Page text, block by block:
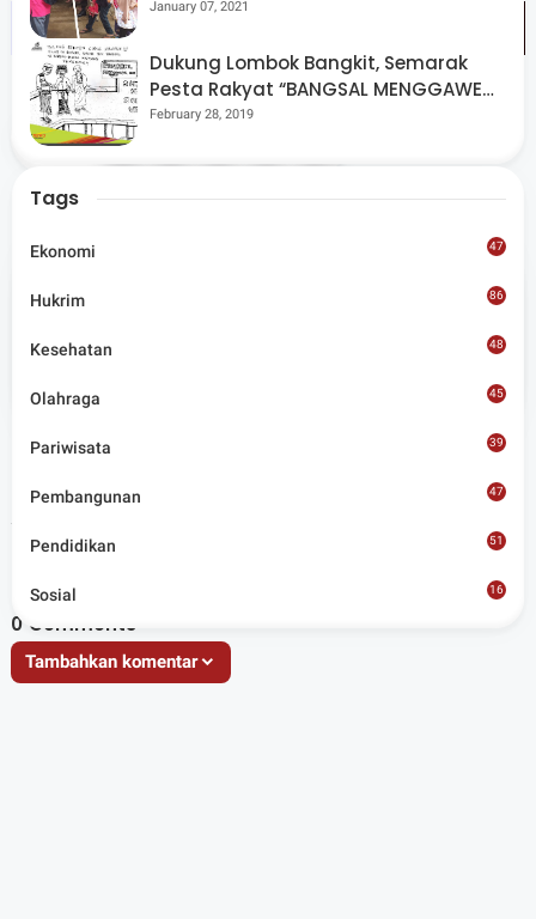
Share
Artikel Terkait
0 Comments
Tambahkan komentar
Pantau Kegiatan Posyandu
January 07, 2021
Dukung Lombok Bangkit, Semarak
Pesta Rakyat “BANGSAL MENGGAWE”
Kembali Digelar Para Seniman Di
February 28, 2019
Tags
Ekonomi 47
Hukrim 86
Kesehatan 48
Olahraga 45
Pariwisata 39
Pembangunan 47
Pendidikan 51
Sosial
16